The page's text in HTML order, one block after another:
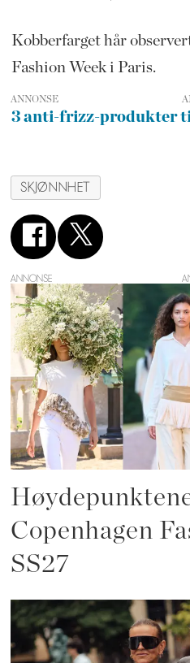
Kobberfarget hår
Fashion Week i Paris.
ANNONSE
3 anti-frizz-produkter
SKJØNNHET
ANNONSE
Copenhagen
SS27